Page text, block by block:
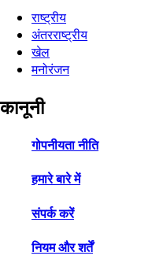
राष्ट्रीय
अंतरराष्ट्रीय
खेल
मनोरंजन
कानूनी
गोपनीयता नीति
हमारे बारे में
संपर्क करें
नियम और शर्तें